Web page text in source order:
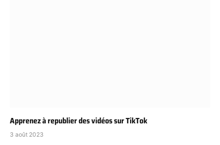
Apprenez à republier des vidéos sur TikTok
3 août 2023